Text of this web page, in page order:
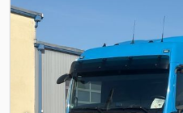
clasă de emisii:
blocare diferențial, computer
suplimentare, hidraulică, pilot
navigație, încălzitor staționar,
înmatriculare: 02/2016
automată Încălzire staționară